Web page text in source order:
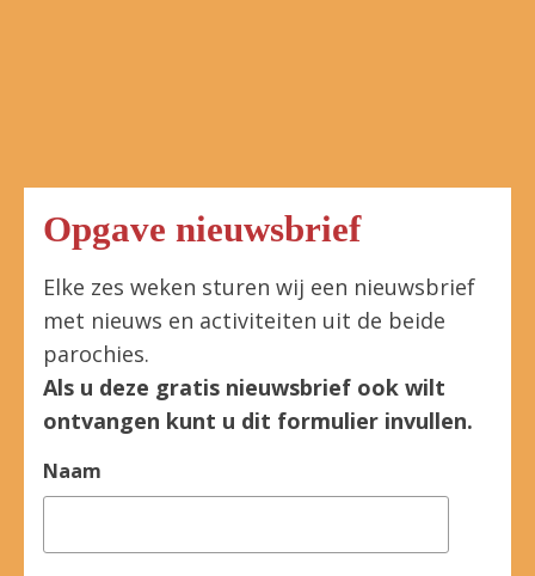
Opgave nieuwsbrief
Elke zes weken sturen wij een nieuwsbrief
met nieuws en activiteiten uit de beide
parochies.
Als u deze gratis nieuwsbrief ook wilt
ontvangen kunt u dit formulier invullen.
Naam